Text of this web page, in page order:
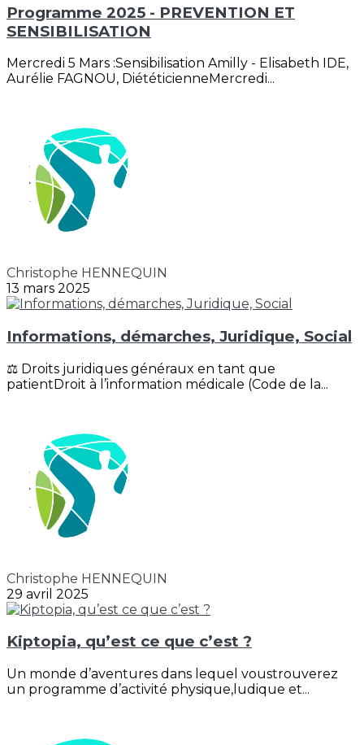
Programme 2025 - PREVENTION ET
SENSIBILISATION
Mercredi 5 Mars :Sensibilisation Amilly - Elisabeth IDE,
Aurélie FAGNOU, DiététicienneMercredi...
Christophe HENNEQUIN
13 mars 2025
Informations, démarches, Juridique, Social
⚖️ Droits juridiques généraux en tant que
patientDroit à l’information médicale (Code de la...
Christophe HENNEQUIN
29 avril 2025
Kiptopia, qu’est ce que c’est ?
Un monde d’aventures dans lequel voustrouverez
un programme d’activité physique,ludique et...